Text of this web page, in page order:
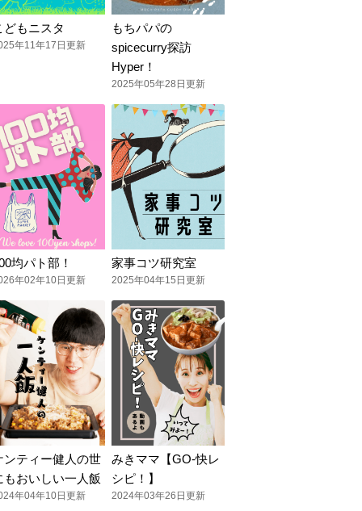
どもニスタ
年11年17日更新
もちパパの
spicecurry探訪
Hyper！
2025年05年28日更新
均パト部！
年02年10日更新
家事コツ研究室
2025年04年15日更新
ンティー健人の世
もおいしい一人飯
年04年10日更新
みきママ【GO-快レ
シピ！】
2024年03年26日更新